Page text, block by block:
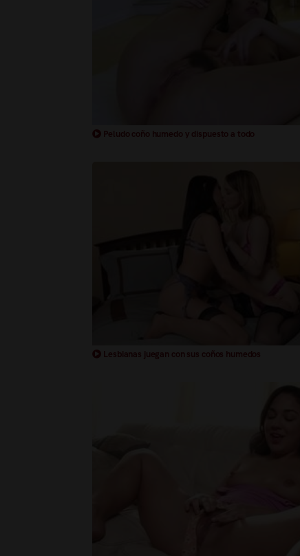
Peludo coño humedo y dispuesto a todo
Lesbianas juegan con sus coños humedos